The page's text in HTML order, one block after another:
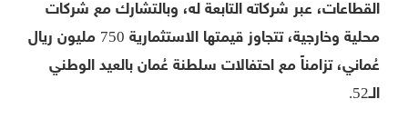
القطاعات، عبر شركاته التابعة له، وبالتشارك مع شركات
محلية وخارجية، تتجاوز قيمتها الاستثمارية 750 مليون ريال
عُماني، تزامناً مع احتفالات سلطنة عُمان بالعيد الوطني
الـ52.